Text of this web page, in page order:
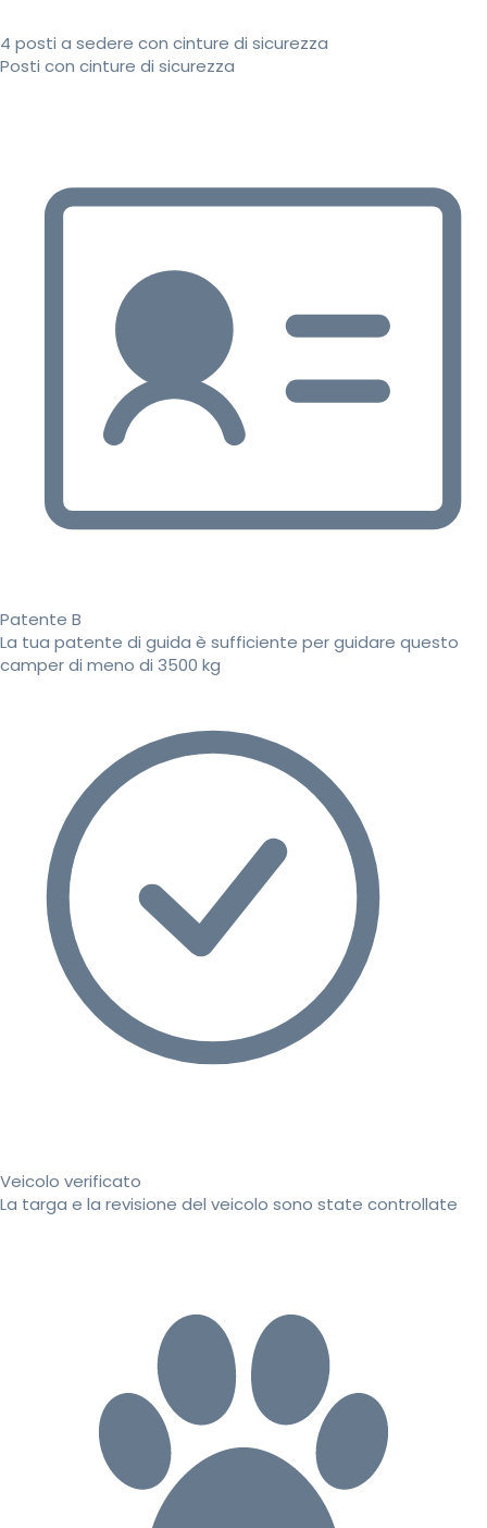
4 posti a sedere con cinture di sicurezza
Posti con cinture di sicurezza
Patente B
La tua patente di guida è sufficiente per guidare questo
camper di meno di 3500 kg
Veicolo verificato
La targa e la revisione del veicolo sono state controllate